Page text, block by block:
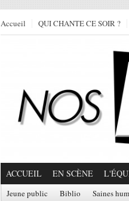
Accueil QUI CHANTE CE SOIR ?
ACCUEIL EN SCÈNE
Jeune public Biblio Saines